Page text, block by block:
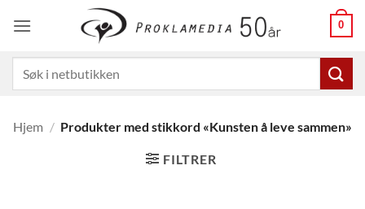
0
etter:
Hjem / Produkter med stikkord «Kunsten å leve sammen»
FILTRER